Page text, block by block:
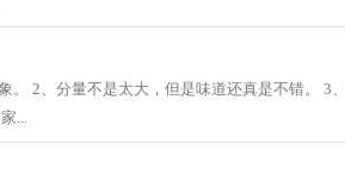
。 2、分量不是太大，但是味道还真是不错。 3
...